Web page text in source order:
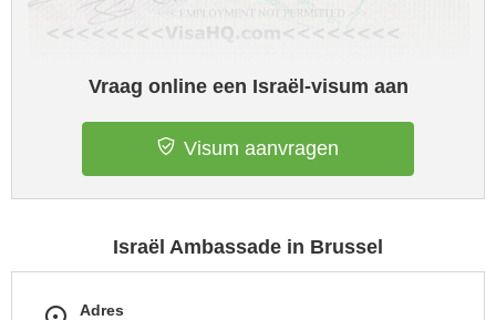
Vraag online een Israël-visum aan
Visum aanvragen
Israël Ambassade in Brussel
Adres